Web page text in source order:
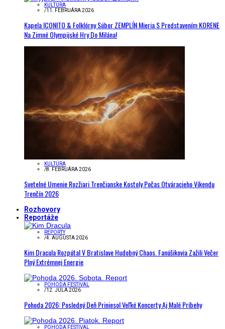
KULTÚRA
/11. FEBRUÁRA 2026
Kapela ICONITO & Folklórny Súbor ZEMPLÍN Mieria S Predstavením KORENE
Na Zimné Olympijské Hry Do Milána!
KULTÚRA
/8. FEBRUÁRA 2026
Svetelné Umenie Rozžiari Trenčianske Kostoly Počas Otváracieho Víkendu
Trenčín 2026
Rozhovory
Reportáže
REPORTY
/4. AUGUSTA 2026
Kim Dracula Rozpútal V Bratislave Hudobný Chaos. Fanúšikovia Zažili Večer
Plný Extrémnej Energie
POHODA FESTIVAL
/12. JÚLA 2026
Pohoda 2026: Posledný Deň Priniesol Veľké Koncerty Aj Malé Príbehy
POHODA FESTIVAL